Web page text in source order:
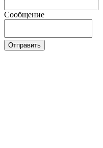
Сообщение
Отправить